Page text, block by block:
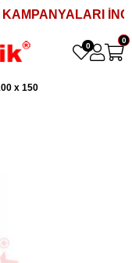
0
0
x 150